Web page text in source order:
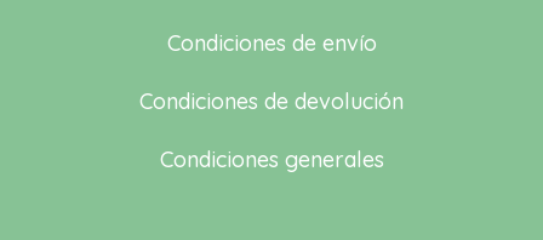
Condiciones de envío
Condiciones de devolución
Condiciones generales